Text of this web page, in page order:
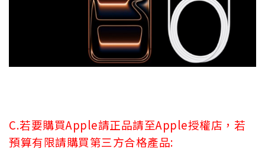
C.若要購買Apple請正品請至Apple授權店，若
預算有限請購買第三方合格產品: